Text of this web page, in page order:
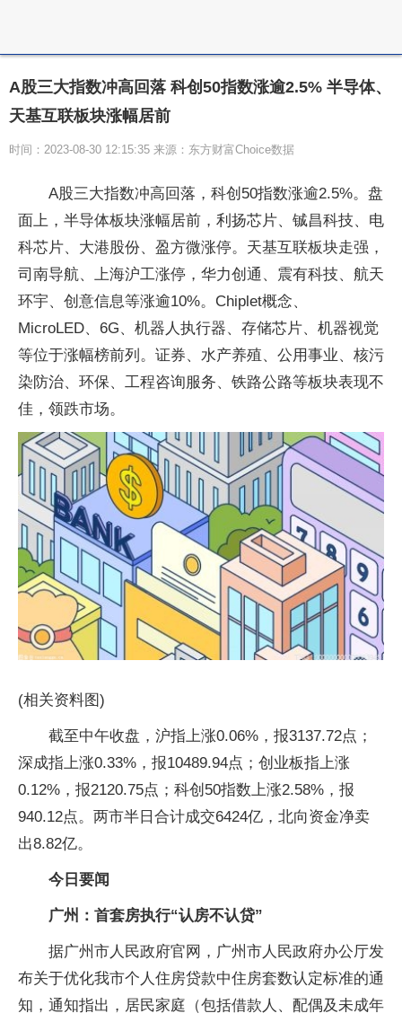
A股三大指数冲高回落 科创50指数涨逾2.5% 半导体、
天基互联板块涨幅居前
时间：2023-08-30 12:15:35 来源：东方财富Choice数据
A股三大指数冲高回落，科创50指数涨逾2.5%。盘
面上，半导体板块涨幅居前，利扬芯片、铖昌科技、电
科芯片、大港股份、盈方微涨停。天基互联板块走强，
司南导航、上海沪工涨停，华力创通、震有科技、航天
环宇、创意信息等涨逾10%。Chiplet概念、
MicroLED、6G、机器人执行器、存储芯片、机器视觉
等位于涨幅榜前列。证券、水产养殖、公用事业、核污
染防治、环保、工程咨询服务、铁路公路等板块表现不
佳，领跌市场。
(相关资料图)
截至中午收盘，沪指上涨0.06%，报3137.72点；
深成指上涨0.33%，报10489.94点；创业板指上涨
0.12%，报2120.75点；科创50指数上涨2.58%，报
940.12点。两市半日合计成交6424亿，北向资金净卖
出8.82亿。
今日要闻
广州：首套房执行“认房不认贷”
据广州市人民政府官网，广州市人民政府办公厅发
布关于优化我市个人住房贷款中住房套数认定标准的通
知，通知指出，居民家庭（包括借款人、配偶及未成年